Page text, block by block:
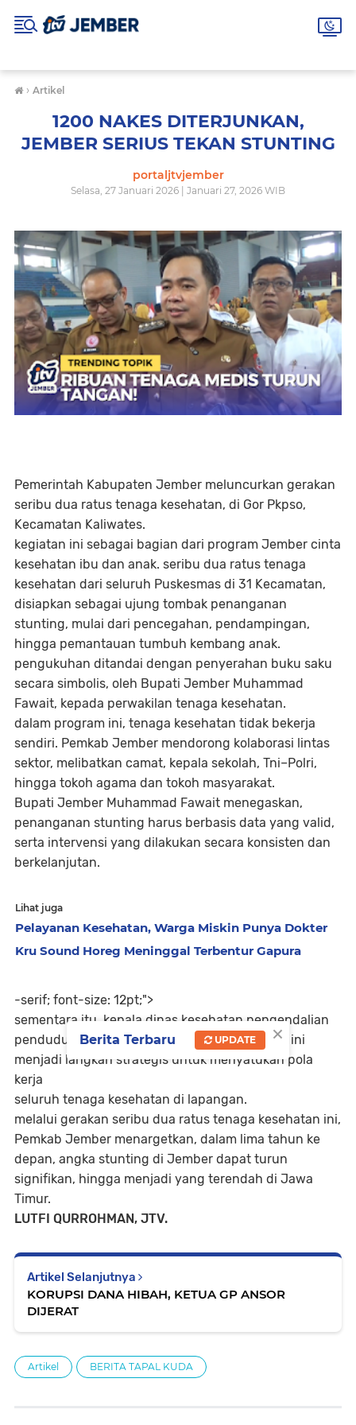
› Artikel
1200 NAKES DITERJUNKAN,
JEMBER SERIUS TEKAN STUNTING
portaljtvjember
Selasa, 27 Januari 2026 | Januari 27, 2026 WIB
Pemerintah Kabupaten Jember meluncurkan gerakan
seribu dua ratus tenaga kesehatan, di Gor Pkpso,
Kecamatan Kaliwates.
kegiatan ini sebagai bagian dari program Jember cinta
kesehatan ibu dan anak. seribu dua ratus tenaga
kesehatan dari seluruh Puskesmas di 31 Kecamatan,
disiapkan sebagai ujung tombak penanganan
stunting, mulai dari pencegahan, pendampingan,
hingga pemantauan tumbuh kembang anak.
pengukuhan ditandai dengan penyerahan buku saku
secara simbolis, oleh Bupati Jember Muhammad
Fawait, kepada perwakilan tenaga kesehatan.
dalam program ini, tenaga kesehatan tidak bekerja
sendiri. Pemkab Jember mendorong kolaborasi lintas
sektor, melibatkan camat, kepala sekolah, Tni–Polri,
hingga tokoh agama dan tokoh masyarakat.
Bupati Jember Muhammad Fawait menegaskan,
penanganan stunting harus berbasis data yang valid,
serta intervensi yang dilakukan secara konsisten dan
berkelanjutan.
Lihat juga
Pelayanan Kesehatan, Warga Miskin Punya Dokter
Kru Sound Horeg Meninggal Terbentur Gapura
-serif; font-size: 12pt;">
sementara itu, kepala dinas kesehatan pengendalian
penduduk dan kb Jember menyebut, gerakan ini
menjadi langkah strategis untuk menyatukan pola
kerja
seluruh tenaga kesehatan di lapangan.
melalui gerakan seribu dua ratus tenaga kesehatan ini,
Pemkab Jember menargetkan, dalam lima tahun ke
depan, angka stunting di Jember dapat turun
signifikan, hingga menjadi yang terendah di Jawa
Timur.
LUTFI QURROHMAN, JTV.
Artikel Selanjutnya
KORUPSI DANA HIBAH, KETUA GP ANSOR
DIJERAT
Artikel BERITA TAPAL KUDA
×
Berita Terbaru UPDATE